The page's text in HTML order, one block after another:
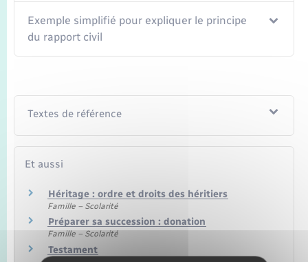
Exemple simplifié pour expliquer le principe
du rapport civil
Textes de référence
Et aussi
Héritage : ordre et droits des héritiers
Famille – Scolarité
Préparer sa succession : donation
Famille – Scolarité
Testament